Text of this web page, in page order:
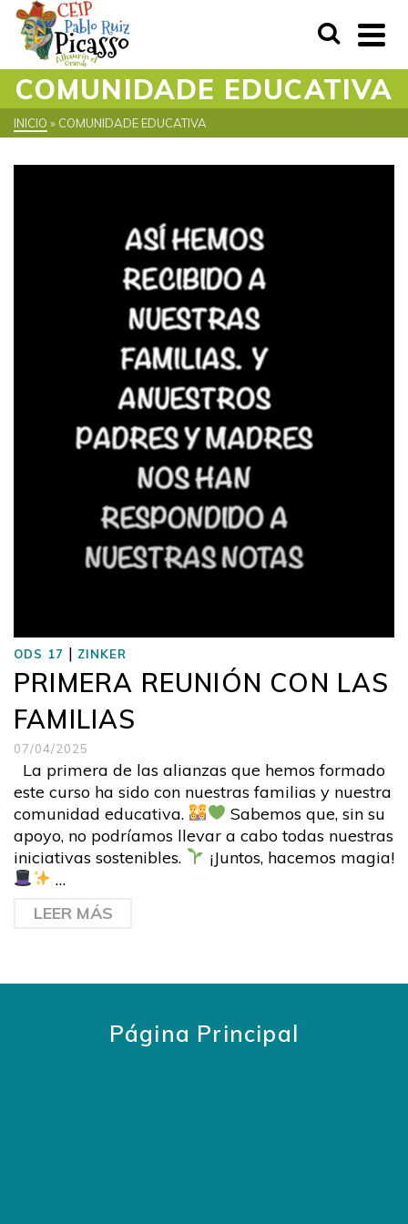
COMUNIDADE EDUCATIVA
INICIO » COMUNIDADE EDUCATIVA
ODS 17 | ZINKER
PRIMERA REUNIÓN CON LAS
FAMILIAS
07/04/2025
La primera de las alianzas que hemos formado
este curso ha sido con nuestras familias y nuestra
comunidad educativa.
Sabemos que, sin su
apoyo, no podríamos llevar a cabo todas nuestras
iniciativas sostenibles.
¡Juntos, hacemos magia!
…
LEER MÁS
Página Principal